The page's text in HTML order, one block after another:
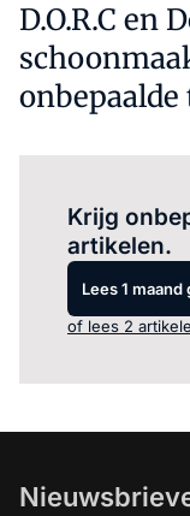
D.O.R.C en
Krijg
artikelen.
Lees 1 maand
of lees 2